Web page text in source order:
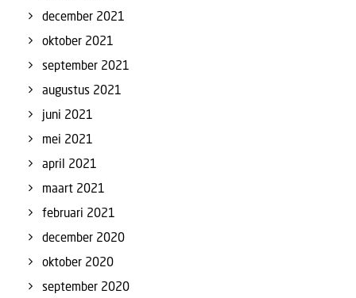
december 2021
oktober 2021
september 2021
augustus 2021
juni 2021
mei 2021
april 2021
maart 2021
februari 2021
december 2020
oktober 2020
september 2020